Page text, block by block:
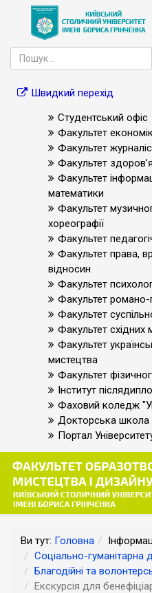
Швидкий перехід
Студентський офіс
Факультет
Факультет
Факультет
Факультет
математики
Факультет
хореографії
Факультет
Факультет права,
відносин
Факультет
Факультет романо-
Факультет
Факультет східних
Факультет
мистецтва
Факультет
Інститут
Фаховий коледж
Докторська школа
Портал
Ви тут: Головна
Соціально-гуманітарна
Благодійні та
Екскурсія для